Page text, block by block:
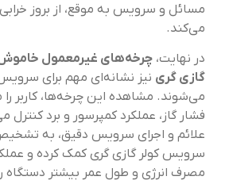
مسائل و سرویس به موقع، از بروز
می‌کند.
در نهایت، چرخه‌های غیرمعمول
گازی گری نیز نشانه‌ای مهم برای
می‌شوند. مشاهده این چرخه‌ها، کاربر
فشار گاز، عملکرد کمپرسور و برد
علائم و اجرای سرویس دقیق، به
سرویس کولر گازی گری کمک کرده و
مصرف انرژی و طول عمر بیشتر دستگاه